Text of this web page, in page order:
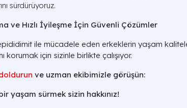
sürdürüyoruz.
ve Hızlı İyileşme İçin Güvenli Çözümler
ile mücadele eden erkeklerin yaşam
korumak için sizinle birlikte çalışıyor.
ve uzman ekibimizle görüşün:
yaşam sürmek sizin hakkınız!